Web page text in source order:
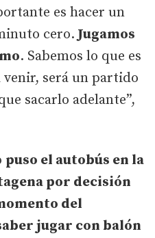
es hacer un
cero. Jugamos
. Sabemos lo que es
venir, será un partido
sacarlo adelante”,
puso el autobús en la
por decisión
del
jugar con balón